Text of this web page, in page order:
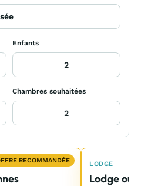
Enfants
Chambres souhaitées
RECOMMANDÉE LODGE
Lodge ou